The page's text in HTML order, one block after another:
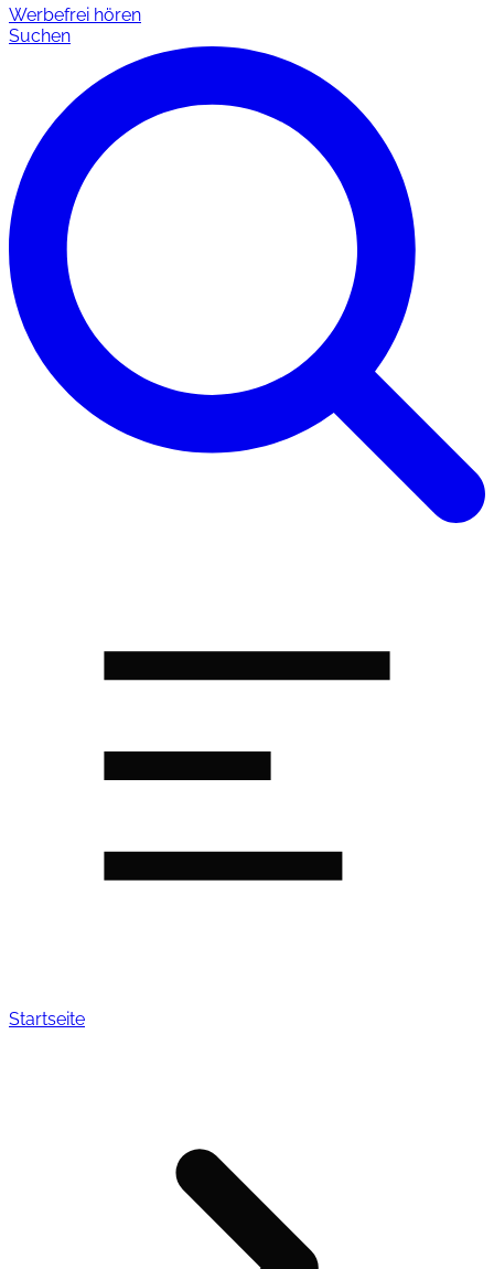
Werbefrei hören
Suchen
Startseite